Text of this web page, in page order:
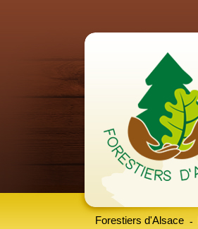
Forestiers d'Alsace -